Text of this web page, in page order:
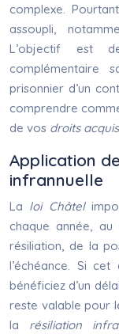
complexe.
assoupli,
L’objectif est
complémentaire
prisonnier d’un
comprendre
de vos droits acquis
Application
infrannuelle
La loi Châtel
chaque année,
résiliation, de la
l’échéance. Si
bénéficiez d’un
reste valable pour
la résiliation